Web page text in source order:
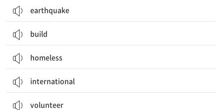
earthquake
build
homeless
international
volunteer